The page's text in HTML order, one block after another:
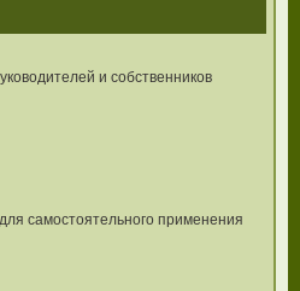
и собственников
самостоятельного применения